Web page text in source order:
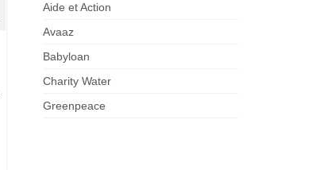
Aide et Action
Avaaz
Babyloan
Charity Water
Greenpeace